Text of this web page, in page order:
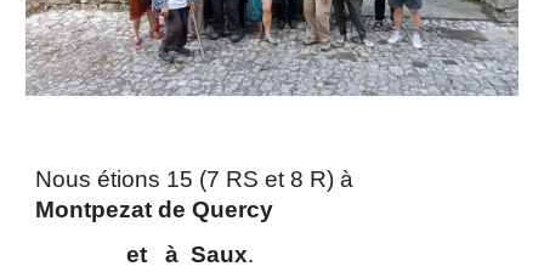
Nous étions 15 (7 RS et 8 R) à
Montpezat de Quercy
et à Saux.